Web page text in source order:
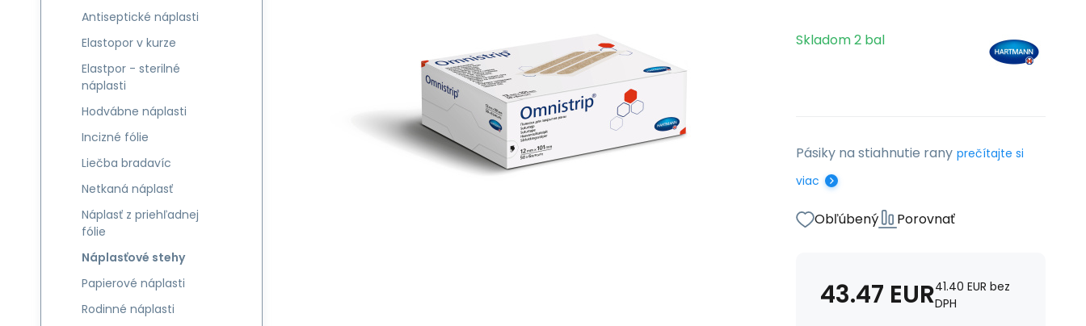
Skladom2 bal
Pásiky na stiahnutie rany prečítajte si
viac
Obľúbený Porovnať
43.47 EUR41.40 EUR bez
DPH
Antiseptické náplasti
Elastopor v kurze
Elastpor - sterilné
náplasti
Hodvábne náplasti
Incizné fólie
Liečba bradavíc
Netkaná náplasť
Náplasť z priehľadnej
fólie
Náplasťové stehy
Papierové náplasti
Rodinné náplasti